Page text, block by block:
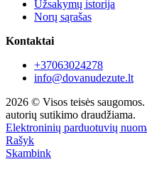
Užsakymų istorija
Norų sąrašas
Kontaktai
+37063024278
info@dovanudezute.lt
2026 © Visos teisės
autorių sutikimo draudžiama.
Elektroninių parduotuvių
Rašyk
Skambink